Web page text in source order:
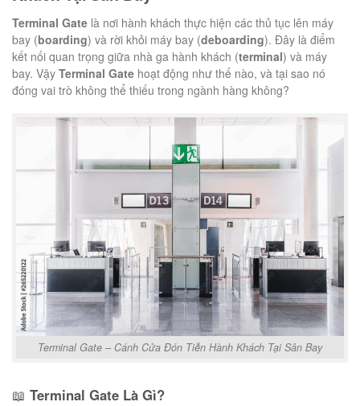
Terminal Gate là nơi hành khách thực hiện các thủ tục lên máy
bay (boarding) và rời khỏi máy bay (deboarding). Đây là điểm
kết nối quan trọng giữa nhà ga hành khách (terminal) và máy
bay. Vậy Terminal Gate hoạt động như thế nào, và tại sao nó
đóng vai trò không thể thiếu trong ngành hàng không?
Terminal Gate – Cánh Cửa Đón Tiễn Hành Khách Tại Sân Bay
📖 Terminal Gate Là Gì?